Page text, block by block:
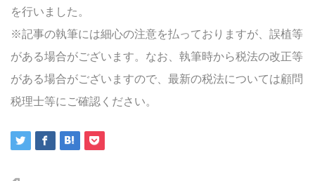
を行いました。
※記事の執筆には細心の注意を払っておりますが、誤植等
がある場合がございます。なお、執筆時から税法の改正等
がある場合がございますので、最新の税法については顧問
税理士等にご確認ください。